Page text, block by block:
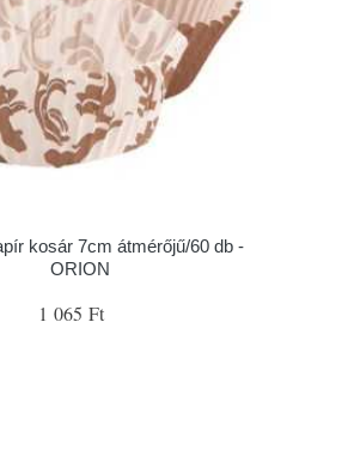
kosár 7cm átmérőjű/60 db -
ORION
1 065 Ft